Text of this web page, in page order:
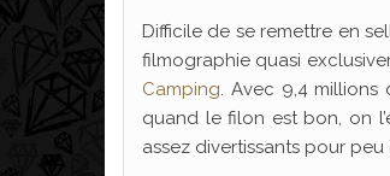
Difficile de se remettre en
filmographie quasi
Camping. Avec 9,4 millions
quand le filon est bon, on
assez divertissants pour